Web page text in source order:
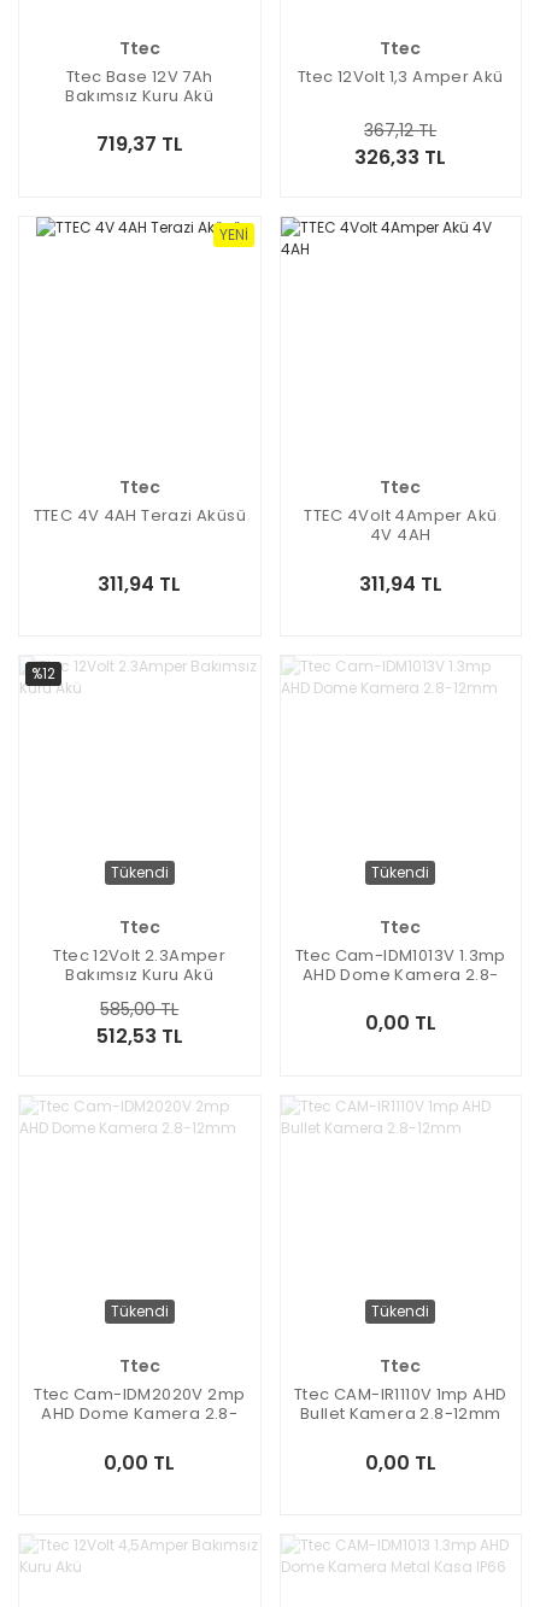
Ttec
Ttec Base 12V 7Ah
Bakımsız Kuru Akü
719,37 TL
Ttec
Ttec 12Volt 1,3 Amper Akü
326,33 TL
367,12 TL
YENI
Ttec
TTEC 4V 4AH Terazi Aküsü
311,94 TL
Ttec
TTEC 4Volt 4Amper Akü
4V 4AH
311,94 TL
%12
Tükendi
Ttec
Ttec 12Volt 2.3Amper
Bakımsız Kuru Akü
512,53 TL
585,00 TL
Tükendi
Ttec
Ttec Cam-IDM1013V 1.3mp
AHD Dome Kamera 2.8-
0,00 TL
Tükendi
Ttec
Ttec Cam-IDM2020V 2mp
AHD Dome Kamera 2.8-
0,00 TL
Tükendi
Ttec
Ttec CAM-IR1110V 1mp AHD
Bullet Kamera 2.8-12mm
0,00 TL